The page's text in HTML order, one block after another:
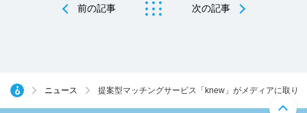
前の記事 次の記事
ニュース 提案型マッチングサービス「knew」がメディアに取り